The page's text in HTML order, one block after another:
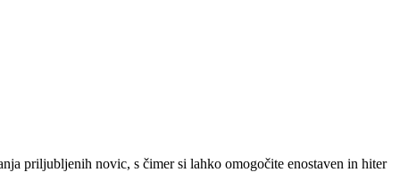
priljubljenih novic, s čimer si lahko omogočite enostaven in hiter